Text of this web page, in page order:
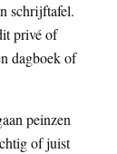
schrijftafel.
privé of
dagboek of
peinzen
of juist